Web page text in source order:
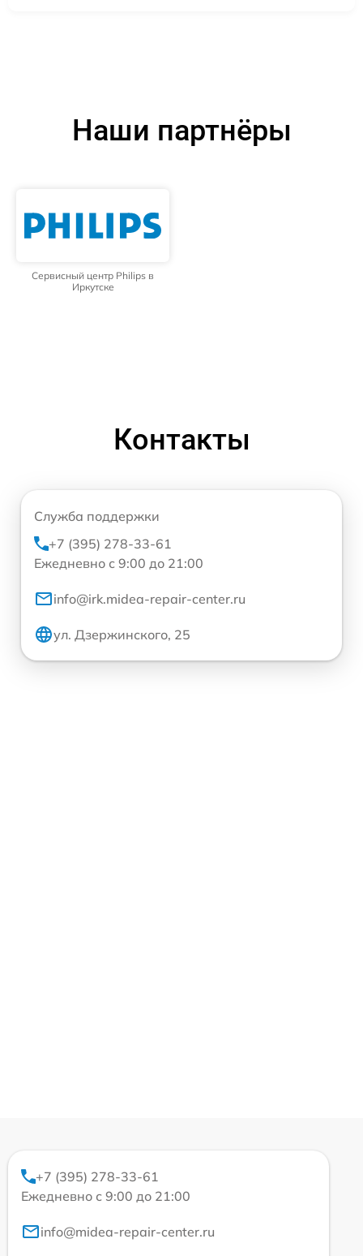
Наши партнёры
Сервисный центр Philips в
Иркутске
Контакты
Служба поддержки
+7 (395) 278-33-61
Ежедневно с 9:00 до 21:00
info@irk.midea-repair-center.ru
ул. Дзержинского, 25
+7 (395) 278-33-61
Ежедневно с 9:00 до 21:00
info@midea-repair-center.ru